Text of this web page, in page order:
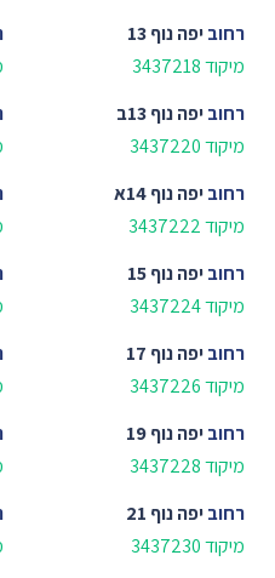
רחוביפה נוף 13
מיקוד 3437218
רחוביפה נוף 13ב
מיקוד 3437220
רחוביפה נוף 14א
מיקוד 3437222
רחוביפה נוף 15
מיקוד 3437224
רחוביפה נוף 17
מיקוד 3437226
רחוביפה נוף 19
מיקוד 3437228
רחוביפה נוף 21
מיקוד 3437230